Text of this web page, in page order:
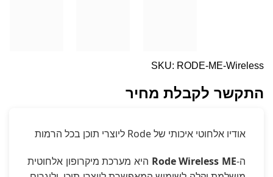
SKU: RODE-ME-Wireless
התקשר לקבלת מחיר
אודיו אלחוטי איכותי של Rode ליוצרי תוכן בכל הרמות
ה-Rode Wireless ME היא מערכת מיקרופון אלחוטית